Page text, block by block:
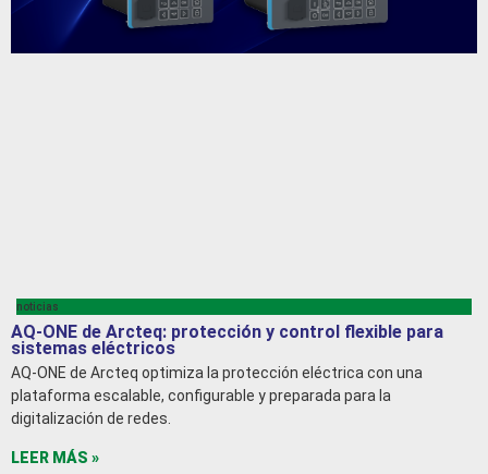
noticias
AQ-ONE de Arcteq: protección y control flexible para
sistemas eléctricos
AQ-ONE de Arcteq optimiza la protección eléctrica con una
plataforma escalable, configurable y preparada para la
digitalización de redes.
LEER MÁS »